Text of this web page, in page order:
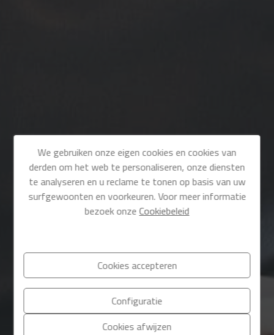
We gebruiken onze eigen cookies en cookies van
derden om het web te personaliseren, onze diensten
te analyseren en u reclame te tonen op basis van uw
surfgewoonten en voorkeuren. Voor meer informatie
bezoek onze Cookiebeleid
Cookies accepteren
Configuratie
Cookies afwijzen